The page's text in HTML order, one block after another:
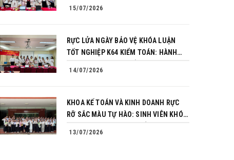
15/07/2026
RỰC LỬA NGÀY BẢO VỆ KHÓA LUẬN
TỐT NGHIỆP K64 KIỂM TOÁN: HÀNH
14/07/2026
KHOA KẾ TOÁN VÀ KINH DOANH RỰC
RỠ SẮC MÀU TỰ HÀO: SINH VIÊN KHÓA
13/07/2026